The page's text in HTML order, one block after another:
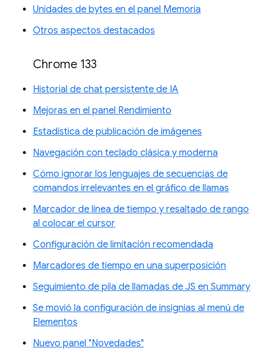
Unidades de bytes en el panel Memoria
Otros aspectos destacados
Chrome 133
Historial de chat persistente de IA
Mejoras en el panel Rendimiento
Estadística de publicación de imágenes
Navegación con teclado clásica y moderna
Cómo ignorar los lenguajes de secuencias de
comandos irrelevantes en el gráfico de llamas
Marcador de línea de tiempo y resaltado de rango
al colocar el cursor
Configuración de limitación recomendada
Marcadores de tiempo en una superposición
Seguimiento de pila de llamadas de JS en Summary
Se movió la configuración de insignias al menú de
Elementos
Nuevo panel "Novedades"